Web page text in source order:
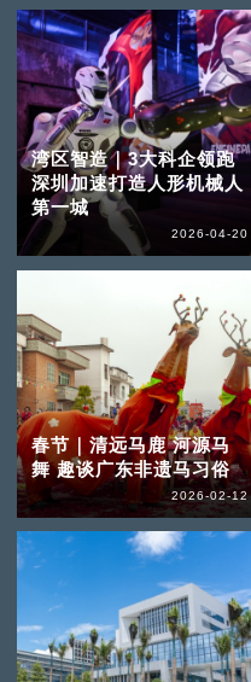
湾区智造｜3大科企领跑
深圳加速打造人形机械人
第一城
2026-04-20
春节｜清远马鹿 河源马
舞 趣谈广东非遗马习俗
2026-02-12